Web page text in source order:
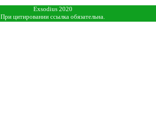
Exsodius 2020
При цитировании ссылка обязательна.